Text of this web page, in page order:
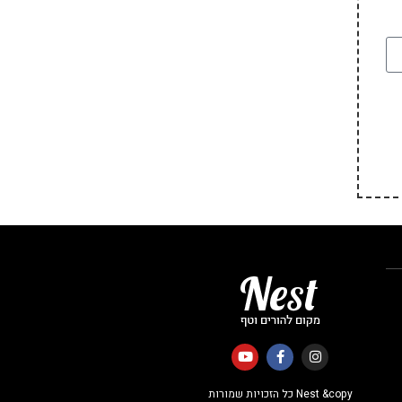
Nest &copy כל הזכויות שמורות